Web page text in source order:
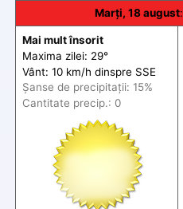
Marți, 18 august:
Mai mult însorit
Maxima zilei: 29°
Vânt: 10 km/h dinspre SSE
Șanse de precipitații: 15%
Cantitate precip.: 0